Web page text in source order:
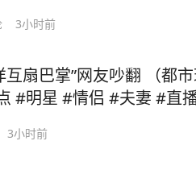
3小时前
互扇巴掌”网友吵翻 （都
#明星 #情侣 #夫妻 #直
3小时前